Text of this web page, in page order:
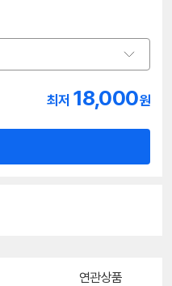
최저 18,000원
연관상품